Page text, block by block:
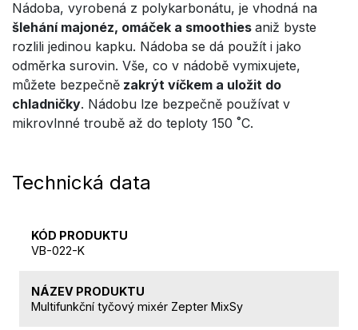
Nádoba, vyrobená z polykarbonátu, je vhodná na
šlehání majonéz, omáček a smoothies aniž byste
rozlili jedinou kapku. Nádoba se dá použít i jako
odměrka surovin. Vše, co v nádobě vymixujete,
můžete bezpečně zakrýt víčkem a uložit do
chladničky. Nádobu lze bezpečně používat v
mikrovlnné troubě až do teploty 150 ˚C.
Technická data
KÓD PRODUKTU
VB-022-K
NÁZEV PRODUKTU
Multifunkční tyčový mixér Zepter MixSy